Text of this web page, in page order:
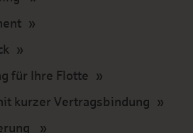
für Ihre Flotte
kurzer Vertragsbindung